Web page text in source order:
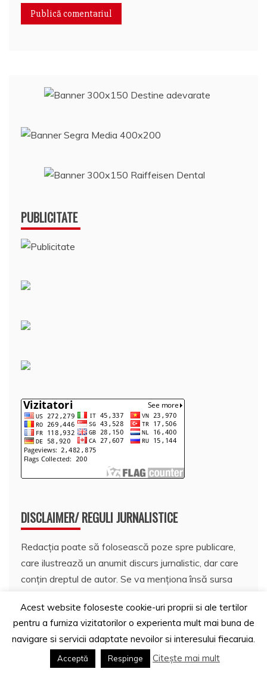
PUBLICITATE
DISCLAIMER/ REGULI JURNALISTICE
Redacția poate să folosească poze spre publicare,
care ilustrează un anumit discurs jurnalistic, dar care
conțin dreptul de autor. Se va menționa însă sursa
nu se vor aduce prejudicii persoanei respective.
Redacția va indica sursele fotografiei, acolo unde
acestea se cunosc (autor, site, blog, platformă etc.).
Acest website foloseste cookie-uri proprii si ale tertilor
pentru a furniza vizitatorilor o experienta mult mai buna de
navigare si servicii adaptate nevoilor si interesului fiecaruia.
Acceptă Respinge Citește mai mult